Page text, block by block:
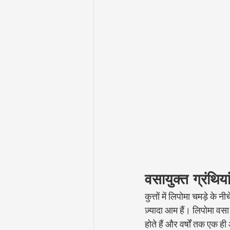
वसायुक्त
कुत्तों में लिपोमा चमड़े के
ज़्यादा आम हैं। लिपोमा
होते हैं और वर्षों तक एक